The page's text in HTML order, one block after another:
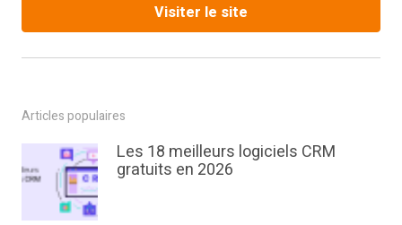
Visiter le site
Articles populaires
Les 18 meilleurs logiciels CRM
gratuits en 2026